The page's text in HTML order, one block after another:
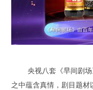
央视八套《早间剧
之中蕴含真情，剧目题